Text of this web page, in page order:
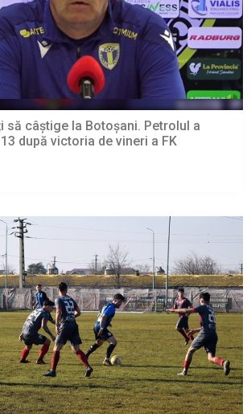
să câștige la Botoșani. Petrolul a
după victoria de vineri a FK